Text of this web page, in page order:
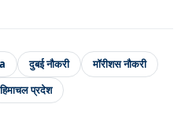
दुबई नौकरी
मॉरीशस नौकरी
हिमाचल प्रदेश